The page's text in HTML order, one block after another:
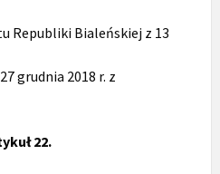
Republiki Bialeńskiej z 13
grudnia 2018 r. z
22.